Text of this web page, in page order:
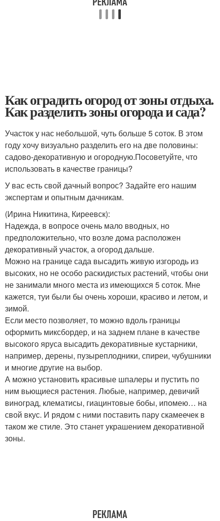
Как оградить огород от зоны отдыха.
Как разделить зоны огорода и сада?
Участок у нас небольшой, чуть больше 5 соток. В этом
году хочу визуально разделить его на две половины:
садово-декоративную и огородную.Посоветуйте, что
использовать в качестве границы?
У вас есть свой дачный вопрос? Задайте его нашим
экспертам и опытным дачникам.
(Ирина Никитина, Киреевск):
Надежда, в вопросе очень мало вводных, но
предположительно, что возле дома расположен
декоративный участок, а огород дальше.
Можно на границе сада высадить живую изгородь из
высоких, но не особо раскидистых растений, чтобы они
не занимали много места из имеющихся 5 соток. Мне
кажется, туи были бы очень хороши, красиво и летом, и
зимой.
Если место позволяет, то можно вдоль границы
оформить миксбордер, и на заднем плане в качестве
высокого яруса высадить декоративные кустарники,
например, дерены, пузыреплодники, спиреи, чубушники
и многие другие на выбор.
А можно установить красивые шпалеры и пустить по
ним вьющиеся растения. Любые, например, девичий
виноград, клематисы, гиацинтовые бобы, ипомею… на
свой вкус. И рядом с ними поставить пару скамеечек в
таком же стиле. Это станет украшением декоративной
зоны.